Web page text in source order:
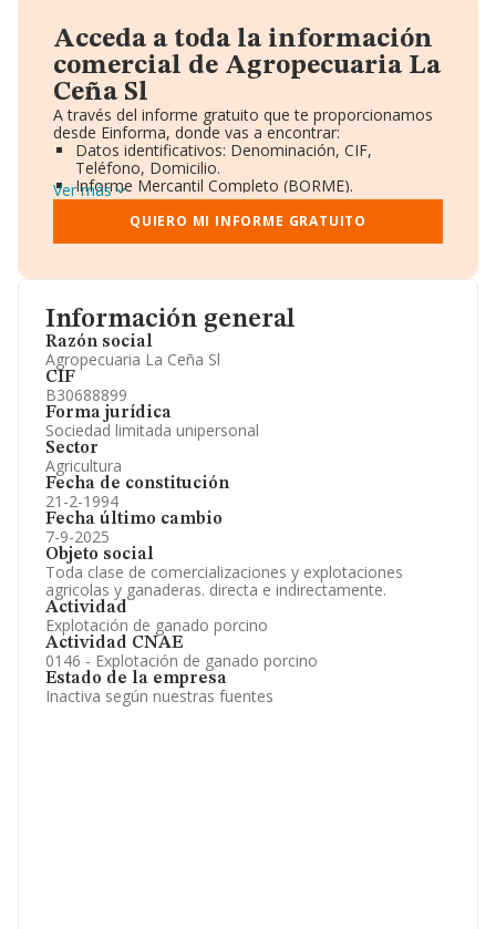
Información general
Razón social
Agropecuaria La Ceña Sl
CIF
B30688899
Forma jurídica
Sociedad limitada unipersonal
Sector
Agricultura
Fecha de constitución
21-2-1994
Fecha último cambio
7-9-2025
Objeto social
Toda clase de comercializaciones y explotaciones
agricolas y ganaderas. directa e indirectamente.
Actividad
Explotación de ganado porcino
Actividad CNAE
0146 - Explotación de ganado porcino
Estado de la empresa
Inactiva según nuestras fuentes
Acceda a toda la información
comercial de Agropecuaria La
Ceña Sl
A través del informe gratuito que te proporcionamos
desde Einforma, donde vas a encontrar:
Datos identificativos: Denominación, CIF,
Teléfono, Domicilio.
Informe Mercantil Completo (BORME).
Gráficos de Evolución Ventas y Empleados.
Consejo de Administración y Administradores.
Directivos y Ejecutivos.
Información oficial y registral complementaria.
Ver más
QUIERO MI INFORME GRATUITO